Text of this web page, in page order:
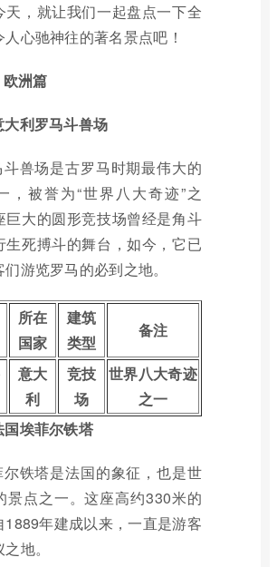
天，就让我们一起盘点一下全
心驰神往的著名景点吧！
洲篇
大利罗马斗兽场
斗兽场是古罗马时期最伟大的
，被誉为“世界八大奇迹”之
巨大的圆形竞技场曾经是角斗
生死搏斗的舞台，如今，它已
游览罗马的必到之地。
所在
国家
建筑
类型
备注
意大
利
竞技
场
世界八大奇迹
之一
国埃菲尔铁塔
尔铁塔是法国的象征，也是世
景点之一。这座高约330米的
1889年建成以来，一直是游客
地。